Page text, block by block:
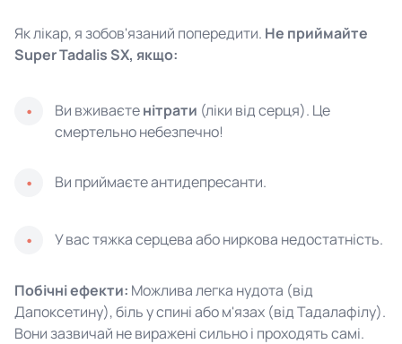
Як лікар, я зобов'язаний попередити. Не приймайте
Super Tadalis SX, якщо:
Ви вживаєтенітрати (ліки від серця). Це
смертельно небезпечно!
Ви приймаєте антидепресанти.
У вас тяжка серцева або ниркова недостатність.
Побічні ефекти: Можлива легка нудота (від
Дапоксетину), біль у спині або м'язах (від Тадалафілу).
Вони зазвичай не виражені сильно і проходять самі.